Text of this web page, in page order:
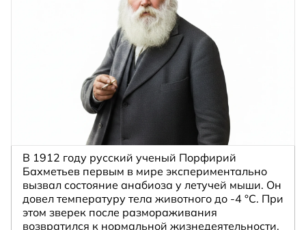
В 1912 году русский ученый Порфирий
Бахметьев первым в мире экспериментально
вызвал состояние анабиоза у летучей мыши. Он
довел температуру тела животного до -4 °C. При
этом зверек после размораживания
возвратился к нормальной жизнедеятельности.